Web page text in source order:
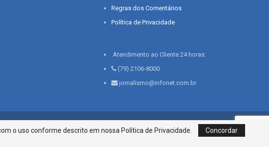
Regras dos Comentários
Política de Privacidade
Atendimento ao Cliente 24 horas:
(79) 2106-8000
jornalismo@infonet.com.br
Silveira 276, Bairro São José | Aracaju-SE, CEP 49015-030, Fone: 79.2106.8000 - CI
Centro de Informações LTDA
o uso conforme descrito em nossa Política de Privacidade.
Concordar